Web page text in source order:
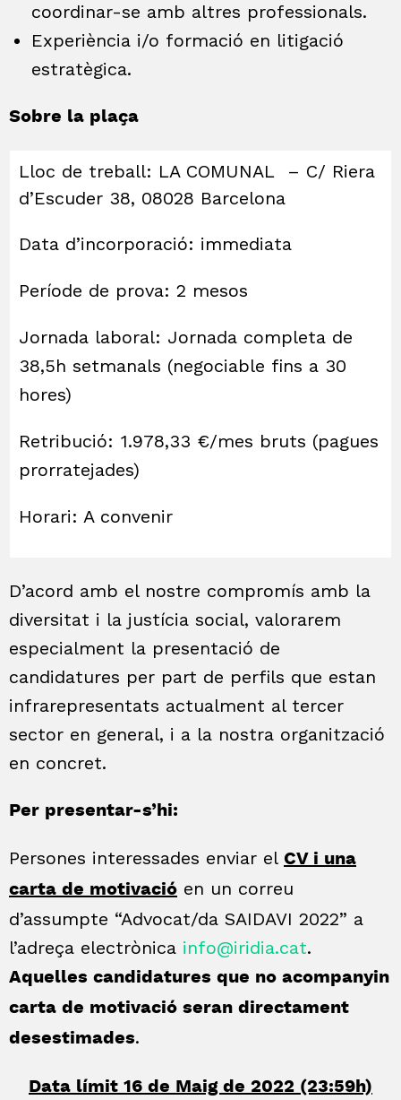
coordinar-se amb altres professionals.
Experiència i/o formació en litigació
estratègica.
Sobre la plaça
Lloc de treball: LA COMUNAL – C/ Riera
d’Escuder 38, 08028 Barcelona
Data d’incorporació: immediata
Període de prova: 2 mesos
Jornada laboral: Jornada completa de
38,5h setmanals (negociable fins a 30
hores)
Retribució: 1.978,33 €/mes bruts (pagues
prorratejades)
Horari: A convenir
D’acord amb el nostre compromís amb la
diversitat i la justícia social, valorarem
especialment la presentació de
candidatures per part de perfils que estan
infrarepresentats actualment al tercer
sector en general, i a la nostra organització
en concret.
Per presentar-s’hi:
Persones interessades enviar el CV i una
carta de motivació en un correu
d’assumpte “Advocat/da SAIDAVI 2022” a
l’adreça electrònica info@iridia.cat.
Aquelles candidatures que no acompanyin
carta de motivació seran directament
desestimades.
Data límit16de Maig de 2022 (23:59h)